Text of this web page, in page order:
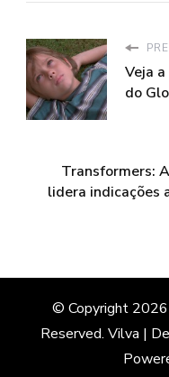
Veja
do
Transformers:
lidera indicações
© Copyright 2026
Reserved. Vilva |